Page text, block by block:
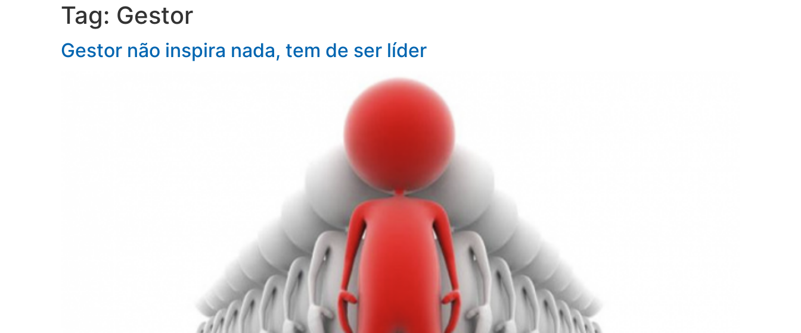
Tag: Gestor
Gestor não inspira nada, tem de ser líder